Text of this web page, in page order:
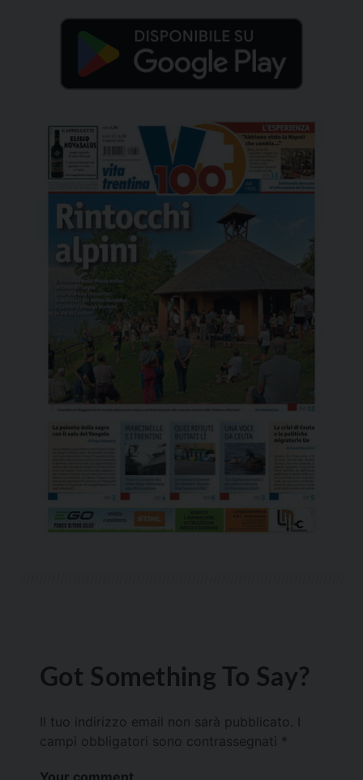
Got Something To Say?
Il tuo indirizzo email non sarà pubblicato.
campi obbligatori sono contrassegnati *